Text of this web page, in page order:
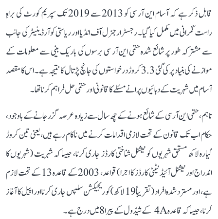
قابل ذکر ہے کہ آسام این آر سی کو 2013 سے 2019 تک سپریم کورٹ کی براہِ
راست نگرانی میں مکمل کیا گیا۔ رجسٹرار جنرل آف انڈیا اور ریاستی کوآرڈینیٹر کی جانب
سے مشترکہ طور پر شائع شدہ حتمی این آر سی برسوں کی باریک بینی سے معلومات کے
موازنے کی بنیاد پر کی گئی 3.3 کروڑ درخواستوں کی جانچ پڑتال کا نتیجہ ہے۔ اس کا مقصد
آسام میں شہریت کے دہائیوں پرانے مسئلے کا قانونی اور حتمی حل فراہم کرنا تھا۔
تاہم، حتمی این آر سی کے شائع ہونے کے چھ سال سے زیادہ عرصہ گزر جانے کے باوجود،
حکام اب تک قانون کے تحت لازمی اقدامات کرنے میں ناکام رہے ہیں، یعنی تین کروڑ
گیارہ لاکھ مستحق شہریوں کو نیشنل شناختی کارڈز جاری کرنا، جیسا کہ شہریت (شہریوں کا
اندراج اور نیشنل آئیڈنٹیٹی کارڈز کا اجرا) قواعد، 2003 کے قاعدہ 13 کے تحت لازم
ہے، اور مسترد شدہ افراد (تقریباً 19 لاکھ) کو ریجیکشن سلپس جاری کرنا اور اپیل کا آغاز
کرنا، جیسا کہ قاعدہ 4A کے شیڈول کے پیرا 8 میں درج ہے۔